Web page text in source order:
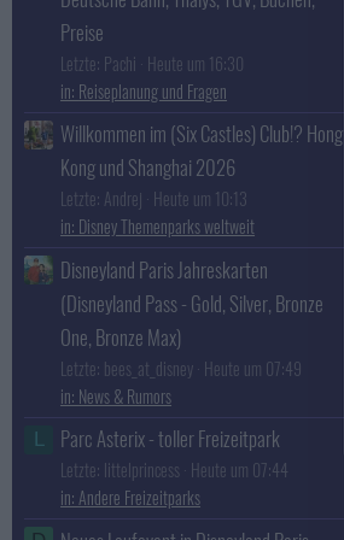
Preise
Letzte: Pachi Heute um 16:30
Reiseplanung und Fragen
Willkommen im (Six Castles) Club!? Hong
Kong und Shanghai 2026
Letzte: Andrej Heute um 10:13
Disney Themenparks weltweit
Disneyland Paris Jahreskarten
(Disneyland Pass - Gold, Silver, Bronze
One, Bronze Max)
Letzte: bees_at_disney Heute um 07:49
News & Rumors
L Parc Asterix - toller Freizeitpark
Letzte: littelprincess Heute um 07:44
Andere Freizeitparks